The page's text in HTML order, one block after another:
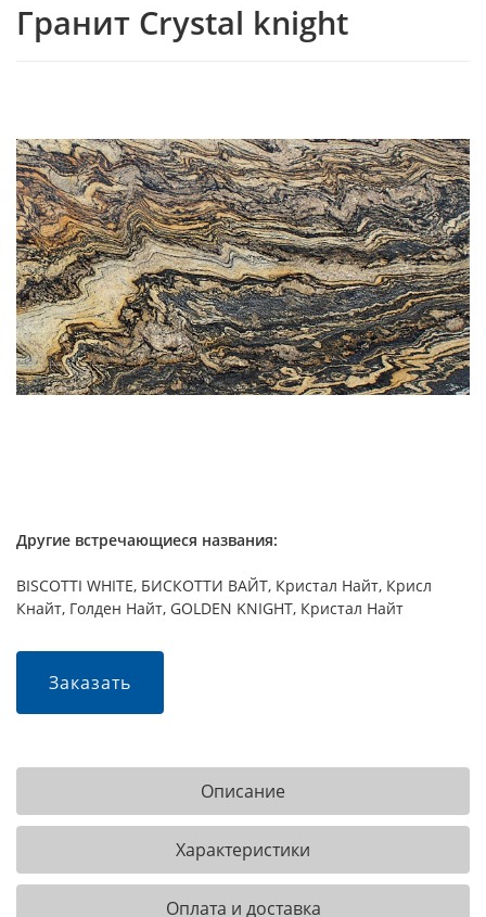
Гранит Crystal knight
Другие встречающиеся названия:
BISCOTTI WHITE, БИСКОТТИ ВАЙТ, Кристал Найт, Крисл
Кнайт, Голден Найт, GOLDEN KNIGHT, Кристал Найт
Заказать
Описание
Характеристики
Оплата и доставка